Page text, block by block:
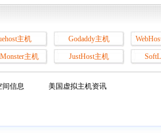
主机 Godaddy主机
主机 JustHost主机
间信息 美国虚拟主机资讯